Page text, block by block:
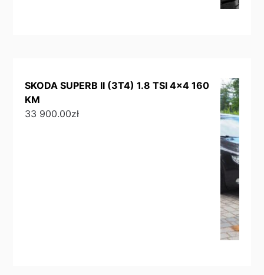
SKODA SUPERB II (3T4) 1.8 TSI 4x4 160
KM
33 900.00zł